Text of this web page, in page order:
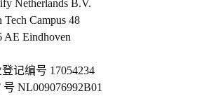
Netherlands B.V.
Tech Campus 48
AE Eindhoven
记编号 17054234
号 NL009076992B01